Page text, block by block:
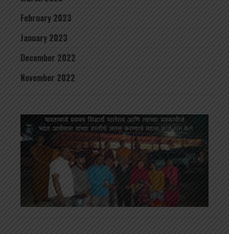
February 2023
January 2023
December 2022
November 2022